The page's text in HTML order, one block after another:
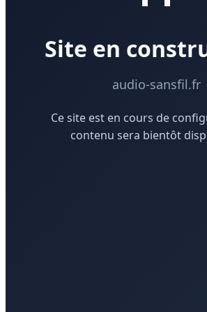
Site en
audio-sansfil.fr
Ce site est en cours de
contenu sera bientôt